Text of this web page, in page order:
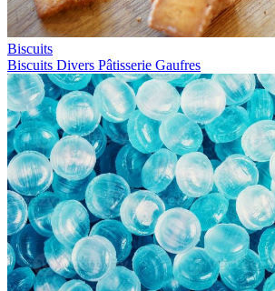
Biscuits
Biscuits Divers Pâtisserie Gaufres